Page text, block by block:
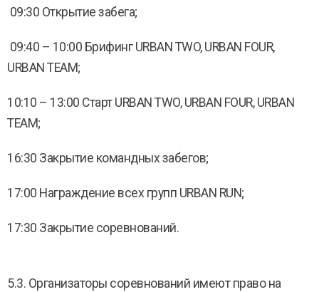
09:30 Открытие забега;
09:40 – 10:00 Брифинг URBAN TWO, URBAN FOUR,
URBAN TEAM;
10:10 – 13:00 Старт URBAN TWO, URBAN FOUR, URBAN
TEAM;
16:30 Закрытие командных забегов;
17:00 Награждение всех групп URBAN RUN;
17:30 Закрытие соревнований.
5.3. Организаторы соревнований имеют право на